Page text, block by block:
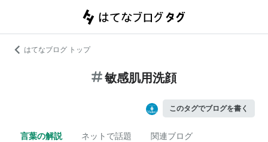
はてなブログ トップ
敏感肌用洗顔
このタグでブログを書く
言葉の解説 ネットで話題 関連ブログ